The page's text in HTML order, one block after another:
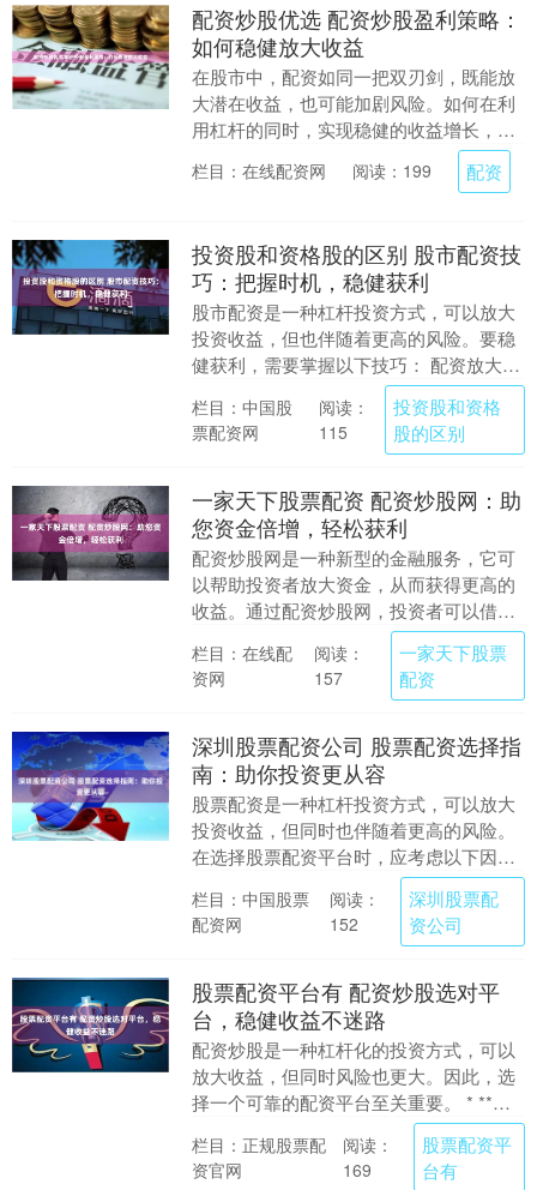
配资炒股优选 配资炒股盈利策略：
如何稳健放大收益
在股市中，配资如同一把双刃剑，既能放
大潜在收益，也可能加剧风险。如何在利
用杠杆的同时，实现稳健的收益增长，是
每位投资者必须深思的课题。成功的配资
炒股，绝非简单的....
栏目：在线配资网 阅读：199 配资
投资股和资格股的区别 股市配资技
巧：把握时机，稳健获利
股市配资是一种杠杆投资方式，可以放大
投资收益，但也伴随着更高的风险。要稳
健获利，需要掌握以下技巧： 配资放大收
益的同时，也增加了风险。投资者在进行
配资时，应充分....
栏目：中国股
票配资网
阅读：
115
投资股和资格
股的区别
一家天下股票配资 配资炒股网：助
您资金倍增，轻松获利
配资炒股网是一种新型的金融服务，它可
以帮助投资者放大资金，从而获得更高的
收益。通过配资炒股网，投资者可以借用
资金进行股票交易，从而提高自己的资金
利用率。 * *....
栏目：在线配
资网
阅读：
157
一家天下股票
配资
深圳股票配资公司 股票配资选择指
南：助你投资更从容
股票配资是一种杠杆投资方式，可以放大
投资收益，但同时也伴随着更高的风险。
在选择股票配资平台时，应考虑以下因
素： 期货配资通过提供资金杠杆，可以放
大投资者的资金规....
栏目：中国股票
配资网
阅读：
152
深圳股票配
资公司
股票配资平台有 配资炒股选对平
台，稳健收益不迷路
配资炒股是一种杠杆化的投资方式，可以
放大收益，但同时风险也更大。因此，选
择一个可靠的配资平台至关重要。 * **放
大收益：**通过借用资金，投资者可以放
大收益，....
栏目：正规股票配
资官网
阅读：
169
股票配资平
台有